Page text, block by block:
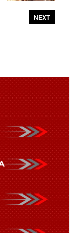
NEXT